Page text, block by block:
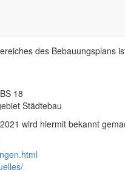
des Bebauungsplans
18
Städtebau
wird hiermit bekannt